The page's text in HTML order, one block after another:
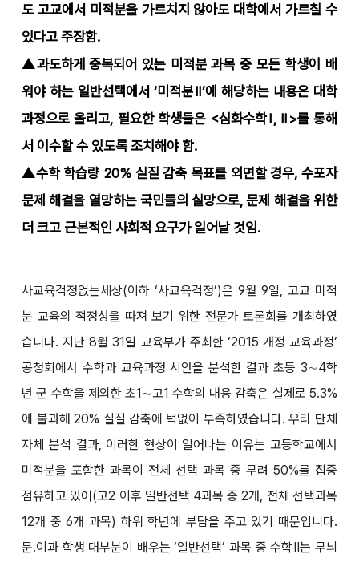
도 고교에서 미적분을 가르치지 않아도 대학에서 가르칠 수
있다고 주장함.
▲과도하게 중복되어 있는 미적분 과목 중 모든 학생이 배
워야 하는 일반선택에서 ‘미적분Ⅱ’에 해당하는 내용은 대학
과정으로 올리고, 필요한 학생들은 <심화수학Ⅰ, Ⅱ>를 통해
서 이수할 수 있도록 조치해야 함.
▲수학 학습량 20% 실질 감축 목표를 외면할 경우, 수포자
문제 해결을 열망하는 국민들의 실망으로, 문제 해결을 위한
더 크고 근본적인 사회적 요구가 일어날 것임.
사교육걱정없는세상(이하 ‘사교육걱정’)은 9월 9일, 고교 미적
분 교육의 적정성을 따져 보기 위한 전문가 토론회를 개최하였
습니다. 지난 8월 31일 교육부가 주최한 ‘2015 개정 교육과정’
공청회에서 수학과 교육과정 시안을 분석한 결과 초등 3∼4학
년 군 수학을 제외한 초1∼고1 수학의 내용 감축은 실제로 5.3%
에 불과해 20% 실질 감축에 턱없이 부족하였습니다. 우리 단체
자체 분석 결과, 이러한 현상이 일어나는 이유는 고등학교에서
미적분을 포함한 과목이 전체 선택 과목 중 무려 50%를 집중
점유하고 있어(고2 이후 일반선택 4과목 중 2개, 전체 선택과목
12개 중 6개 과목) 하위 학년에 부담을 주고 있기 때문입니다.
문․이과 학생 대부분이 배우는 ‘일반선택’ 과목 중 수학Ⅱ는 무늬